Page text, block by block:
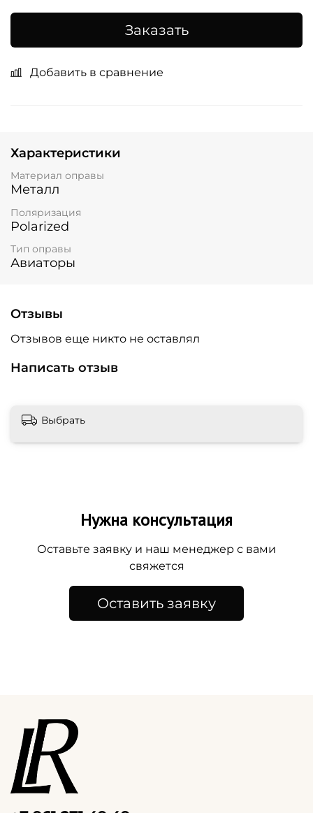
Заказать
Добавить в сравнение
Характеристики
Материал оправы
Металл
Поляризация
Polarized
Тип оправы
Авиаторы
Отзывы
Отзывов еще никто не оставлял
Написать отзыв
Выбрать
Нужна консультация
Оставьте заявку и наш менеджер с вами
свяжется
Оставить заявку